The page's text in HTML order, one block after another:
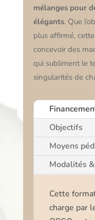
mélanges pour
élégants. Que
plus affirmé,
concevoir des
qui subliment le
singularités de
Objectifs
Moyens
Modalités
Cette
charge par